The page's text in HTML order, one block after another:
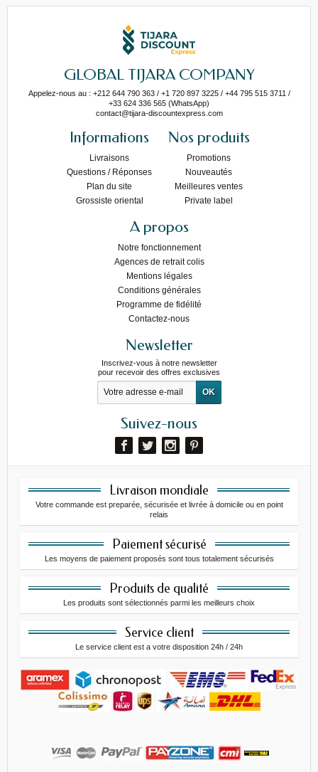
GLOBAL TIJARA COMPANY
Appelez-nous au : +212 644 790 363 / +1 720 897 3225 / +44 795 515 3711 /
+33 624 336 565 (WhatsApp)
contact@tijara-discountexpress.com
Informations
Livraisons
Questions / Réponses
Plan du site
Grossiste oriental
Nos produits
Promotions
Nouveautés
Meilleures ventes
Private label
A propos
Notre fonctionnement
Agences de retrait colis
Mentions légales
Conditions générales
Programme de fidélité
Contactez-nous
Newsletter
Inscrivez-vous à notre newsletter
pour recevoir des offres exclusives
Suivez-nous
Livraison mondiale
Votre commande est preparée, sécurisée et livrée à domicile ou en point
relais
Paiement sécurisé
Les moyens de paiement proposés sont tous totalement sécurisés
Produits de qualité
Les produits sont sélectionnés parmi les meilleurs choix
Service client
Le service client est a votre disposition 24h / 24h